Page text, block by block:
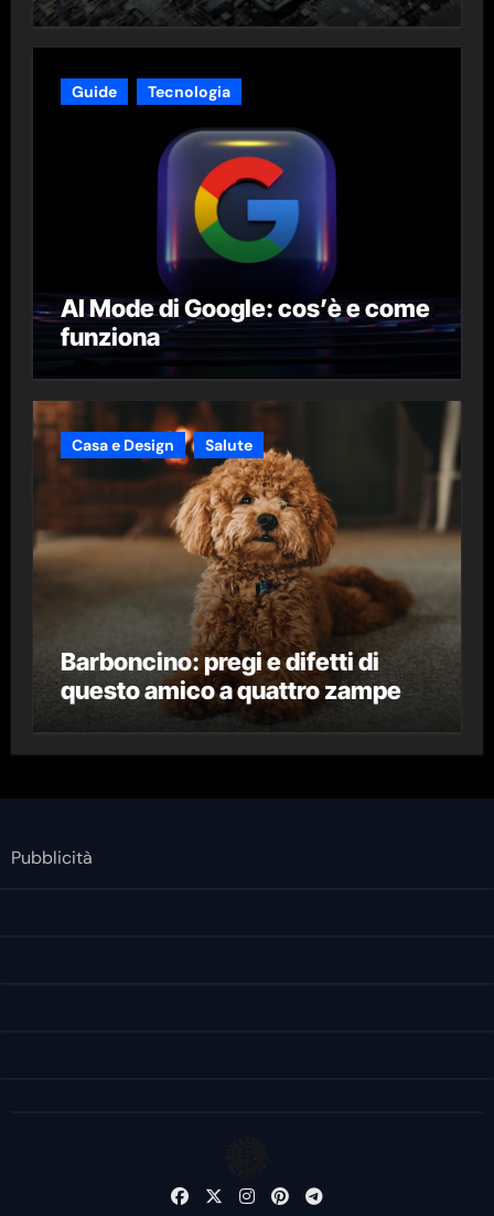
Guide Tecnologia
AI Mode di Google: cos’è e come
funziona
Casa e Design Salute
Barboncino: pregi e difetti di
questo amico a quattro zampe
Pubblicità